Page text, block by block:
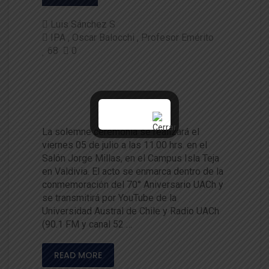
Luis Sánchez S
IPA
Oscar Balocchi
Profesor Emérito
68
0
r Emérito UACh al Dr. Oscar Ba
La solemne ceremonia se realizará el
viernes 05 de julio a las 11.00 hrs. en el
Salón Jorge Millas, en el Campus Isla Teja
en Valdivia. El acto se enmarca dentro de la
conmemoración del 70° Aniversario UACh y
se transmitirá por YouTube de la
Universidad Austral de Chile y Radio UACh
(90.1 FM y canal 52 …
READ MORE